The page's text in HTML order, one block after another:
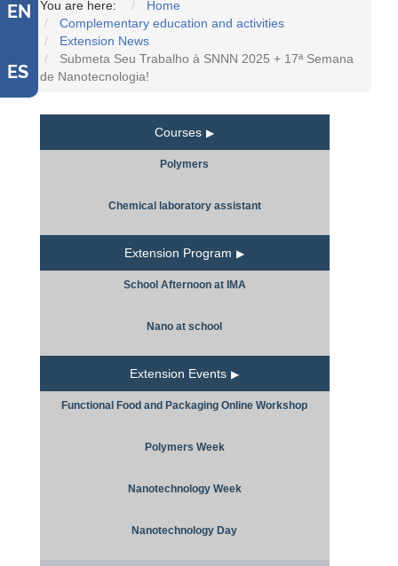
EN
ES
You are here:
Home
Complementary education and activities
Extension News
Submeta Seu Trabalho à SNNN 2025 + 17ª Semana
de Nanotecnologia!
Courses
Polymers
Chemical laboratory assistant
Extension Program
School Afternoon at IMA
Nano at school
Extension Events
Functional Food and Packaging Online Workshop
Polymers Week
Nanotechnology Week
Nanotechnology Day